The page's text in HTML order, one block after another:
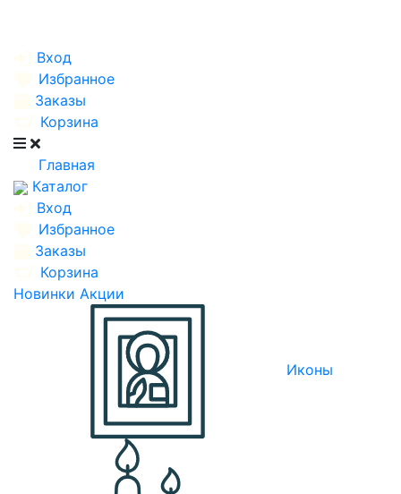
Вход
Избранное
Заказы
Корзина
Главная
Каталог
Вход
Избранное
Заказы
Корзина
Новинки Акции
Иконы